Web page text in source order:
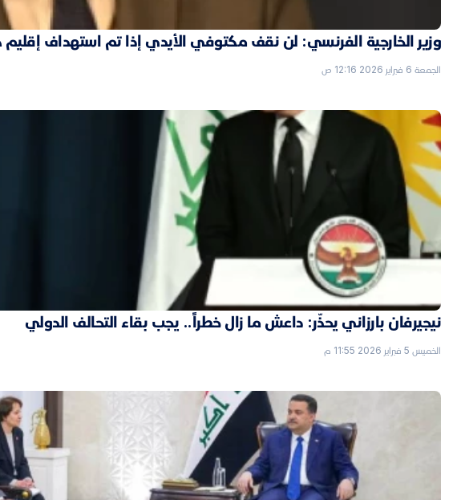
وزير الخارجية الفرنسي: لن نقف مكتوفي الأيدي إذا تم استهداف
الجمعة 6 فبراير 2026 12:16 ص
نيجيرفان بارزاني يحذّر: داعش ما زال خطراً.. يجب بقاء التحالف الدولي
الخميس 5 فبراير 2026 11:55 م